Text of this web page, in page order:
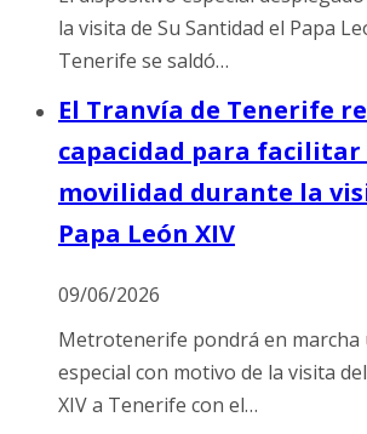
la visita de Su Santidad el Papa
Tenerife se saldó…
El Tranvía de Tenerife
capacidad para facilitar
movilidad durante la
Papa León XIV
09/06/2026
Metrotenerife pondrá en marcha
especial con motivo de la visita
XIV a Tenerife con el…